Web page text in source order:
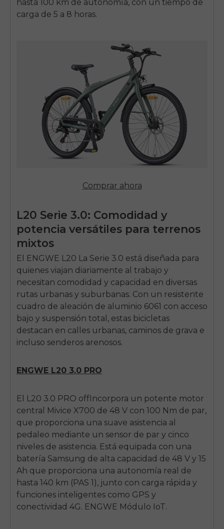
hasta 100 km de autonomía, con un tiempo de
carga de 5 a 8 horas.
Comprar ahora
L20 Serie 3.0: Comodidad y
potencia versátiles para terrenos
mixtos
El ENGWE L20 La Serie 3.0 está diseñada para
quienes viajan diariamente al trabajo y
necesitan comodidad y capacidad en diversas
rutas urbanas y suburbanas. Con un resistente
cuadro de aleación de aluminio 6061 con acceso
bajo y suspensión total, estas bicicletas
destacan en calles urbanas, caminos de grava e
incluso senderos arenosos.
ENGWE L20 3.0 PRO
El L20 3.0 PRO offIncorpora un potente motor
central Mivice X700 de 48 V con 100 Nm de par,
que proporciona una suave asistencia al
pedaleo mediante un sensor de par y cinco
niveles de asistencia. Está equipada con una
batería Samsung de alta capacidad de 48 V y 15
Ah que proporciona una autonomía real de
hasta 140 km (PAS 1), junto con carga rápida y
funciones inteligentes como GPS y
conectividad 4G. ENGWE Módulo IoT.
E26 3.0 Pro Is Here
Sign up for updates on new models and releases —
and enjoy 2% off your next order.
Email
email_marketing_consent
Send me news and special offers. I can unsubscribe at
anytime.